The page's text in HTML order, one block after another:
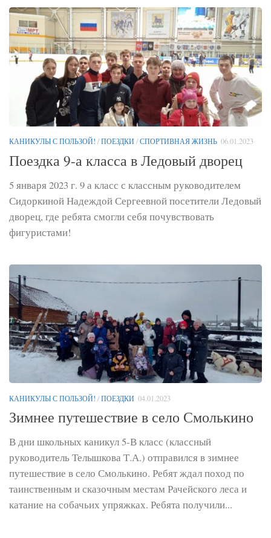
КАНИКУЛЫ С ПОЛЬЗОЙ! /ПОЕЗДКИ/СПОРТИВНАЯ ЖИЗНЬ 06.01.2023
Поездка 9-а класса в Ледовый дворец
5 января 2023 г. 9 а класс с классным руководителем
Сидоркиной Надеждой Сергеевной посетители Ледовый
дворец, где ребята смогли себя почувствовать
фигуристами!
КАНИКУЛЫ С ПОЛЬЗОЙ! /ПОЕЗДКИ 04.01.2023
Зимнее путешествие в село Смолькино
В дни школьных каникул 5-В класс (классный
руководитель Телышкова Т.А.) отправился в зимнее
путешествие в село Смолькино. Ребят ждал поход по
таинственным и сказочным местам Рачейского леса и
катание на собачьих упряжках. Ребята получили...